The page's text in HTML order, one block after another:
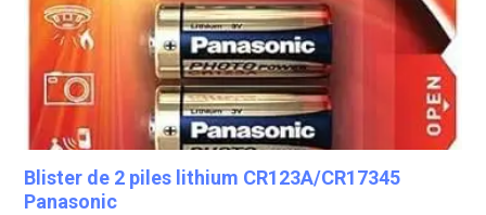
Blister de 2 piles lithium CR123A/CR17345
Panasonic